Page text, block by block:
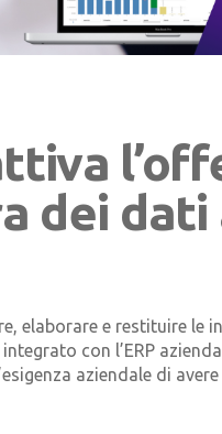
dei dati
elaborare e restituire le
con l’ERP
aziendale di